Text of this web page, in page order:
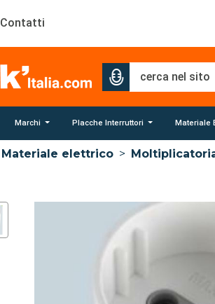
Contatti
Marchi Placche Interruttori Materiale
Materiale elettrico >